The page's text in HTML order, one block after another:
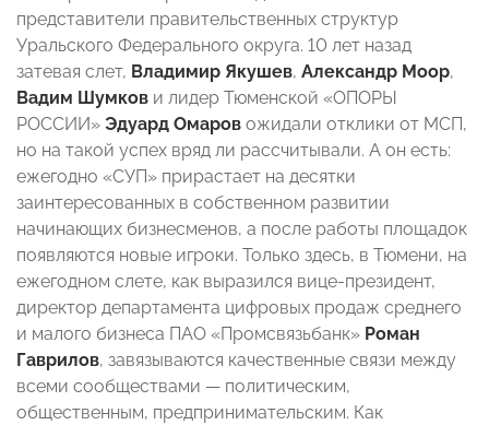
представители правительственных структур
Уральского Федерального округа. 10 лет назад
затевая слет, Владимир Якушев, Александр Моор,
Вадим Шумков и лидер Тюменской «ОПОРЫ
РОССИИ» Эдуард Омаров ожидали отклики от МСП,
но на такой успех вряд ли рассчитывали. А он есть:
ежегодно «СУП» прирастает на десятки
заинтересованных в собственном развитии
начинающих бизнесменов, а после работы площадок
появляются новые игроки. Только здесь, в Тюмени, на
ежегодном слете, как выразился вице-президент,
директор департамента цифровых продаж среднего
и малого бизнеса ПАО «Промсвязьбанк» Роман
Гаврилов, завязываются качественные связи между
всеми сообществами — политическим,
общественным, предпринимательским. Как